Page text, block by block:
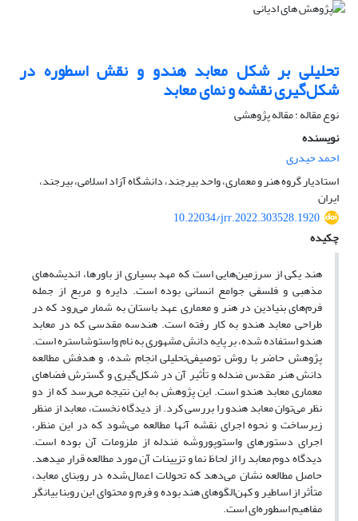
تحلیلی بر شکل معابد هندو و نقش اسطوره در
شکل‌گیری نقشه و نمای معابد
نوع مقاله : مقاله پژوهشی
نویسنده
احمد حیدری
استادیار گروه هنر و معماری، واحد بیرجند، دانشگاه آزاد اسلامی، بیرجند،
ایران
10.22034/jrr.2022.303528.1920
چکیده
هند یکی از سرزمین‌هایی است که مهد بسیاری از باورها، اندیشه‌های
مذهبی و فلسفی جوامع انسانی بوده است. دایره و مربع از جمله
فرم‌های بنیادین در هنر و معماری عهد باستان به شمار می‌رود که در
طراحی معابد هندو به کار رفته است. هندسه مقدسی که در معابد
هندو استفاده شده، بر پایه دانش مشهوری به نام واستوشاستره است.
پژوهش حاضر با روش توصیفی‌تحلیلی انجام شده، و هدفش مطالعه
دانش هنر مقدس مَندله و تأثیر آن در شکل‌گیری و گسترش فضاهای
معماری معابد هندو است. این پژوهش به این نتیجه می‌رسد که از دو
نظر می‌توان معابد هندو را بررسی کرد. از دیدگاه نخست، معابد از منظر
زیرساخت و نحوه اجرای نقشه آنها مطالعه می‌شود که در این منظر،
اجرای دستورهای واستوپوروشَه مَندله از ملزومات آن بوده است.
دیدگاه دوم معابد را از لحاظ نما و تزیینات آن مورد مطالعه قرار می­دهد.
حاصل مطالعه نشان می‌دهد که تحولات اعمال‌شده در روبنای معابد،
متأثر از اساطیر و کهن‌الگوهای هند بوده و فرم و محتوای این روبنا بیانگر
مفاهیم اسطوره‌ای است.